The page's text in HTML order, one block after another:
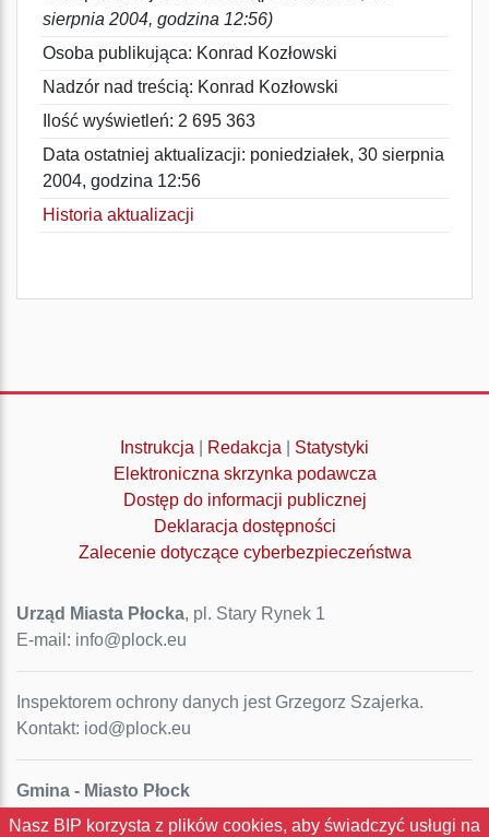
sierpnia 2004, godzina 12:56)
Osoba publikująca: Konrad Kozłowski
Nadzór nad treścią: Konrad Kozłowski
Ilość wyświetleń: 2 695 363
Data ostatniej aktualizacji: poniedziałek, 30 sierpnia
2004, godzina 12:56
Historia aktualizacji
Instrukcja Redakcja
Statystyki
Elektroniczna skrzynka podawcza
Dostęp do informacji publicznej
Deklaracja dostępności
Zalecenie dotyczące cyberbezpieczeństwa
Urząd Miasta Płocka, pl. Stary Rynek 1
E-mail: info@plock.eu
Inspektorem ochrony danych jest Grzegorz Szajerka.
Kontakt: iod@plock.eu
Gmina - Miasto Płock
Pl. Stary Rynek 1
Nasz BIP korzysta z plików cookies, aby świadczyć usługi na